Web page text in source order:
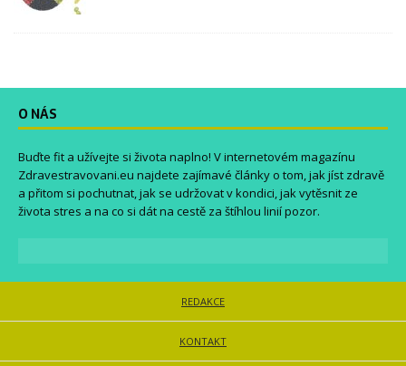
O NÁS
Buďte fit a užívejte si života naplno! V internetovém magazínu
Zdravestravovani.eu najdete zajímavé články o tom, jak jíst zdravě
a přitom si pochutnat, jak se udržovat v kondici, jak vytěsnit ze
života stres a na co si dát na cestě za štíhlou linií pozor.
REDAKCE
KONTAKT